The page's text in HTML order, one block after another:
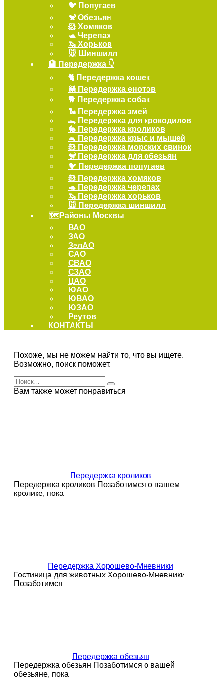
🐦 Попугаев
🐒 Обезьян
🐹 Хомяков
🐢 Черепах
🦦 Хорьков
🐭 Шиншилл
🏨 Передержка 👇
🐈 Передержка кошек
🦝 Передержка енотов
🐕 Передержка собак
🐍 Передержка змей
🐊 Передержка для крокодилов
🐇 Передержка кроликов
🐁 Передержка крыс и мышей
🐹 Передержка морских свинок
🐒 Передержка для обезьян
🐦 Передержка попугаев
🐹 Передержка хомяков
🐢 Передержка черепах
🦦 Передержка хорьков
🐭 Передержка шиншилл
🗺️Районы Москвы
ВАО
ЗАО
ЗелАО
САО
СВАО
СЗАО
ЦАО
ЮАО
ЮВАО
ЮЗАО
Реутов
КОНТАКТЫ
Похоже, мы не можем найти то, что вы ищете.
Возможно, поиск поможет.
Search
for:
Вам также может понравиться
Передержка кроликов
Передержка кроликов Позаботимся о вашем
кролике, пока
Передержка Хорошево-Мневники
Гостиница для животных Хорошево-Мневники
Позаботимся
Передержка обезьян
Передержка обезьян Позаботимся о вашей
обезьяне, пока